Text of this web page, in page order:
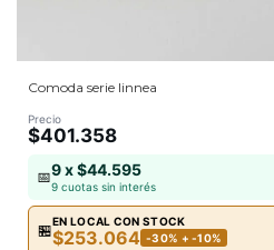
Comoda serie linnea
Precio
$401.358
📅9 x $44.595
9 cuotas sin interés
🏪
EN LOCAL CON STOCK
$253.064 -30% + -10%